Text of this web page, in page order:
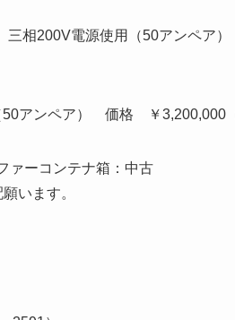
200V電源使用（50アンペア）
アンペア） 価格 ￥3,200,000
ーコンテナ箱：中古
います。